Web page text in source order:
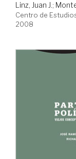
Linz, Juan J.;
Centro de
2008